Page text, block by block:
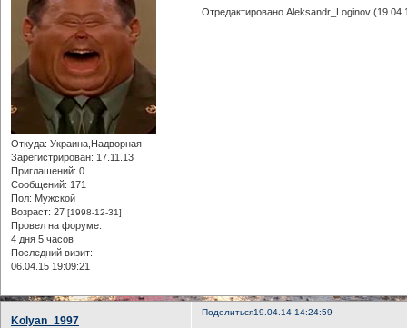
Откуда: Украина,Надворная
Зарегистрирован: 17.11.13
Приглашений: 0
Сообщений: 171
Пол: Мужской
Возраст: 27 [1998-12-31]
Провел на форуме:
4 дня 5 часов
Последний визит:
06.04.15 19:09:21
Отредактировано Aleksandr_Loginov
Поделиться19.04.14 14:24:59
Kolyan_1997